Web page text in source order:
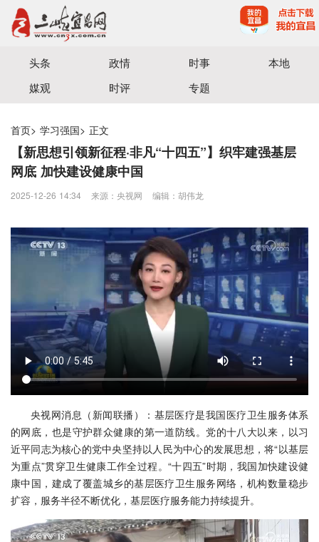
宜昌三峡融媒体中心主办
头条 政情 时事
本地
媒观
时评 专题
首页> 学习强国> 正文
【新思想引领新征程·非凡“十四五”】织牢建强基层
网底 加快建设健康中国
2025-12-26 14:34 来源：​央视网 编辑：胡伟龙
央视网消息（新闻联播）：基层医疗是我国医疗卫生服务体系
的网底，也是守护群众健康的第一道防线。党的十八大以来，以习
近平同志为核心的党中央坚持以人民为中心的发展思想，将“以基层
为重点”贯穿卫生健康工作全过程。“十四五”时期，我国加快建设健
康中国，建成了覆盖城乡的基层医疗卫生服务网络，机构数量稳步
扩容，服务半径不断优化，基层医疗服务能力持续提升。